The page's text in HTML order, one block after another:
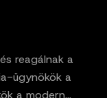
reagálnak a
ügynökök a
a modern…